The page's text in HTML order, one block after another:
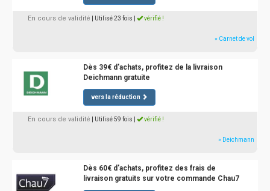
En cours de validité | Utilisé 23 fois vérifié !
» Carnet de vol
Dès 39€ d'achats, profitez de la livraison
Deichmann gratuite
vers la réduction
En cours de validité | Utilisé 59 fois vérifié !
» Deichmann
Dès 60€ d'achats, profitez des frais de
livraison gratuits sur votre commande Chau7